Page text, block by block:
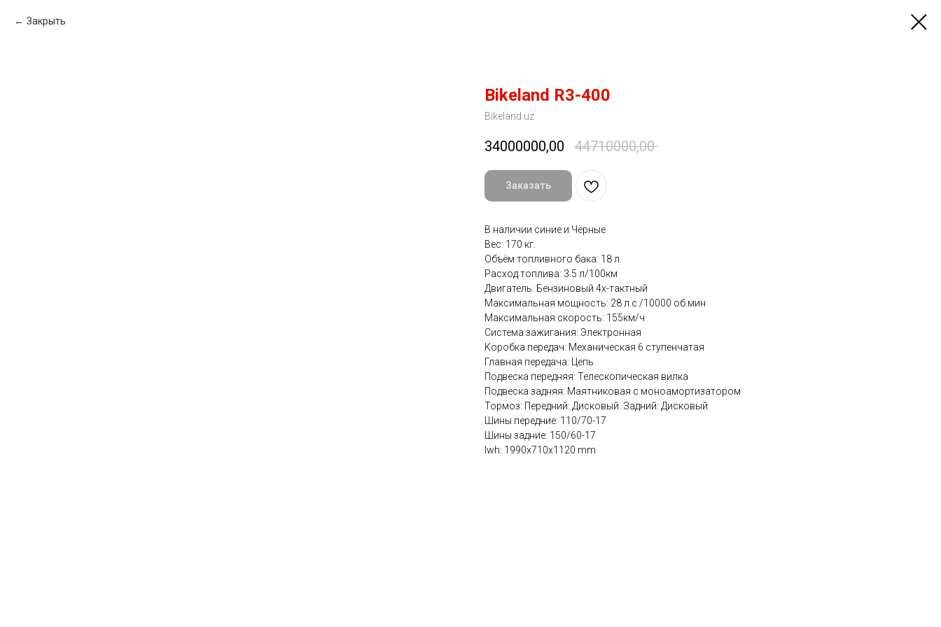
Закрыть
Bikeland R3-400
Bikeland.uz
34000000,00 44710000,00
Заказать
В наличии синие и Чёрные
Вес: 170 кг.
Объём топливного бака: 18 л.
Расход топлива: 3.5 л/100км
Двигатель: Бензиновый 4х-тактный
Максимальная мощность: 28 л.с./10000 об.мин
Максимальная скорость: 155км/ч
Система зажигания: Электронная
Коробка передач: Механическая 6 ступенчатая
Главная передача: Цепь
Подвеска передняя: Телескопическая вилка
Подвеска задняя: Маятниковая с моноамортизатором
Тормоз: Передний: Дисковый. Задний: Дисковый
Шины передние: 110/70-17
Шины задние: 150/60-17
lwh: 1990x710x1120 mm